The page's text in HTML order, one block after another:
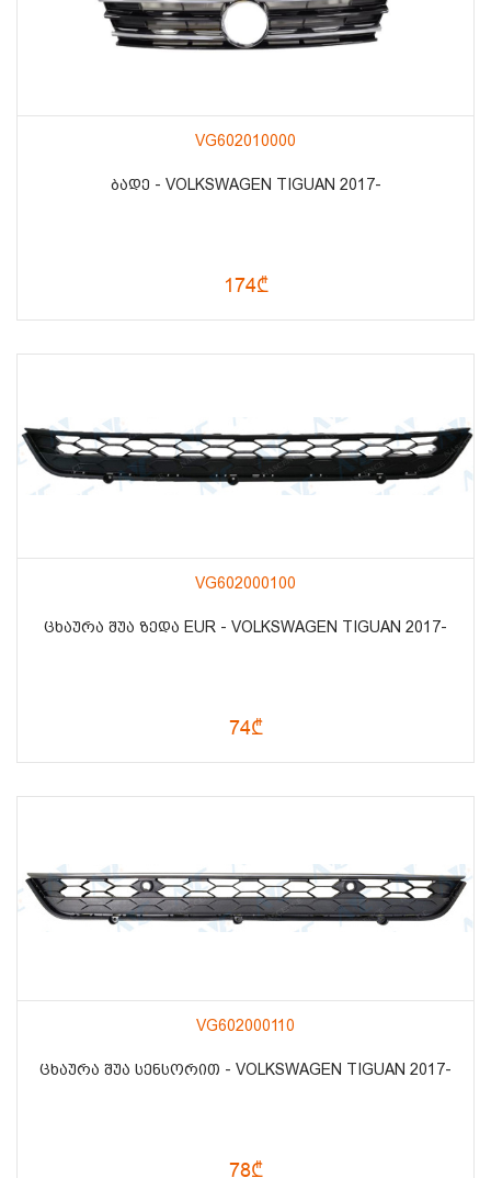
VG602010000
ᲑᲐᲓᲔ - VOLKSWAGEN TIGUAN 2017-
174₾
VG602000100
ᲪᲮᲐᲣᲠᲐ ᲨᲣᲐ ᲖᲔᲓᲐ EUR - VOLKSWAGEN TIGUAN 2017-
74₾
VG602000110
ᲪᲮᲐᲣᲠᲐ ᲨᲣᲐ ᲡᲔᲜᲡᲝᲠᲘᲗ - VOLKSWAGEN TIGUAN 2017-
78₾